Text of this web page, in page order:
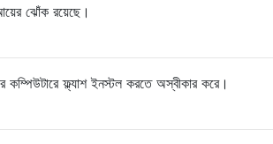
ঝোঁক রয়েছে।
ফ্ল্যাশ ইনস্টল করতে অস্বীকার করে।